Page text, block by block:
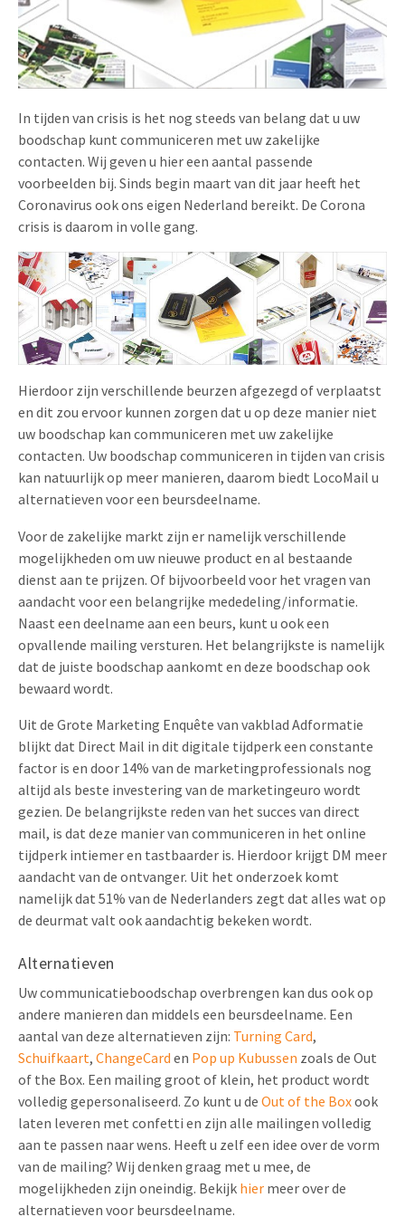
In tijden van crisis is het nog steeds van belang dat u uw
boodschap kunt communiceren met uw zakelijke
contacten. Wij geven u hier een aantal passende
voorbeelden bij. Sinds begin maart van dit jaar heeft het
Coronavirus ook ons eigen Nederland bereikt. De Corona
crisis is daarom in volle gang.
Hierdoor zijn verschillende beurzen afgezegd of verplaatst
en dit zou ervoor kunnen zorgen dat u op deze manier niet
uw boodschap kan communiceren met uw zakelijke
contacten. Uw boodschap communiceren in tijden van crisis
kan natuurlijk op meer manieren, daarom biedt LocoMail u
alternatieven voor een beursdeelname.
Voor de zakelijke markt zijn er namelijk verschillende
mogelijkheden om uw nieuwe product en al bestaande
dienst aan te prijzen. Of bijvoorbeeld voor het vragen van
aandacht voor een belangrijke mededeling/informatie.
Naast een deelname aan een beurs, kunt u ook een
opvallende mailing versturen. Het belangrijkste is namelijk
dat de juiste boodschap aankomt en deze boodschap ook
bewaard wordt.
Uit de Grote Marketing Enquête van vakblad Adformatie
blijkt dat Direct Mail in dit digitale tijdperk een constante
factor is en door 14% van de marketingprofessionals nog
altijd als beste investering van de marketingeuro wordt
gezien. De belangrijkste reden van het succes van direct
mail, is dat deze manier van communiceren in het online
tijdperk intiemer en tastbaarder is. Hierdoor krijgt DM meer
aandacht van de ontvanger. Uit het onderzoek komt
namelijk dat 51% van de Nederlanders zegt dat alles wat op
de deurmat valt ook aandachtig bekeken wordt.
Alternatieven
Uw communicatieboodschap overbrengen kan dus ook op
andere manieren dan middels een beursdeelname. Een
aantal van deze alternatieven zijn: Turning Card,
Schuifkaart, ChangeCard en Pop up Kubussen zoals de Out
of the Box. Een mailing groot of klein, het product wordt
volledig gepersonaliseerd. Zo kunt u de Out of the Boxook
laten leveren met confetti en zijn alle mailingen volledig
aan te passen naar wens. Heeft u zelf een idee over de vorm
van de mailing? Wij denken graag met u mee, de
mogelijkheden zijn oneindig. Bekijk hier meer over de
alternatieven voor beursdeelname.
Pop-up Kaarten
Geluidskaarten
Lenticular Cards
Twin Sliders
Tabkaarten
Budget kaarten
Andere opvallende mailings
Alle producten
Media Marketing
Automotive Marketing
Non-profit Marketing
Marketing in de Zorg
Duurzame Marketing
Marketing voor Scholen
Horeca Marketing
Food Marketing
Uitnodigingen
Product Introductie
Kalender maken
Klantenbinding
Over Ons
Vacatures
Contactgegevens
Duurzaamheid
Brochure downloaden